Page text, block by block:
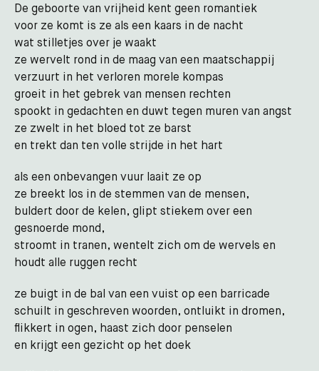
De geboorte van vrijheid kent geen romantiek
voor ze komt is ze als een kaars in de nacht
wat stilletjes over je waakt
ze wervelt rond in de maag van een maatschappij
verzuurt in het verloren morele kompas
groeit in het gebrek van mensen rechten
spookt in gedachten en duwt tegen muren van angst
ze zwelt in het bloed tot ze barst
en trekt dan ten volle strijde in het hart
als een onbevangen vuur laait ze op
ze breekt los in de stemmen van de mensen,
buldert door de kelen, glipt stiekem over een
gesnoerde mond,
stroomt in tranen, wentelt zich om de wervels en
houdt alle ruggen recht
ze buigt in de bal van een vuist op een barricade
schuilt in geschreven woorden, ontluikt in dromen,
flikkert in ogen, haast zich door penselen
en krijgt een gezicht op het doek